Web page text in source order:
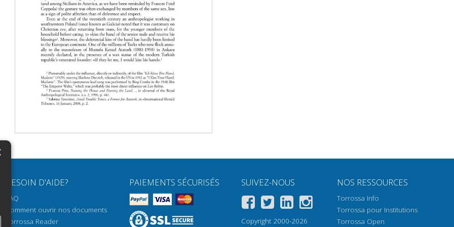
BESOIN D'AIDE?
FAQ
Comment ouvrir nos documents
Torrossa Reader
PAIEMENTS SÉCURISÉS SUIVEZ-NOUS
Copyright 2000-2026
NOS RESSOURCES
Torrossa Info
Torrossa pour Institutions
Torrossa Open